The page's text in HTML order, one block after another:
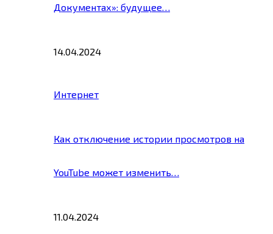
Документах»: будущее…
14.04.2024
Интернет
Как отключение истории просмотров на
YouTube может изменить…
11.04.2024